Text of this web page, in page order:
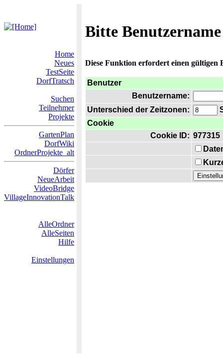
Bitte
Home
Neues
TestSeite
DorfTratsch
Suchen
Teilnehmer
Projekte
GartenPlan
DorfWiki
OrdnerProjekte_alt
Dörfer
NeueArbeit
VideoBridge
VillageInnovationTalk
AlleOrdner
AlleSeiten
Hilfe
Einstellungen
Diese Funktion erfordert einen gültigen
Benutzer
Benutzername:
Unterschied der Zeitzonen:
Cookie
Cookie ID: 977315